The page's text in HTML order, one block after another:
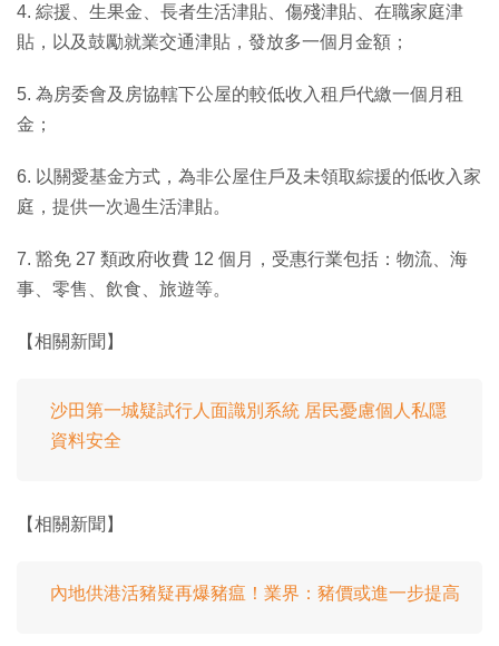
4. 綜援、生果金、長者生活津貼、傷殘津貼、在職家庭津
貼，以及鼓勵就業交通津貼，發放多一個月金額；
5. 為房委會及房協轄下公屋的較低收入租戶代繳一個月租
金；
6. 以關愛基金方式，為非公屋住戶及未領取綜援的低收入家
庭，提供一次過生活津貼。
7. 豁免 27 類政府收費 12 個月，受惠行業包括：物流、海
事、零售、飲食、旅遊等。
【相關新聞】
沙田第一城疑試行人面識別系統 居民憂慮個人私隱
資料安全
【相關新聞】
內地供港活豬疑再爆豬瘟！業界：豬價或進一步提高